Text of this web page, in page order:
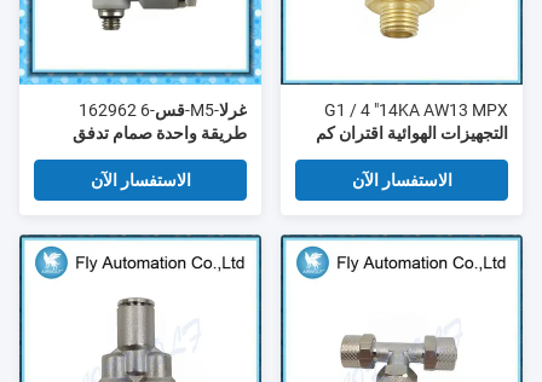
G1 / 4 "14KA AW13 MPX
التجهيزات الهوائية اقتران كم
دبابيس AISI420
الاستفسار الآن
غرلا-M5-قس-6 162962
طريقة واحدة صمام تدفق
الهواء، صمام خنق التجهيزات
الاستفسار الآن